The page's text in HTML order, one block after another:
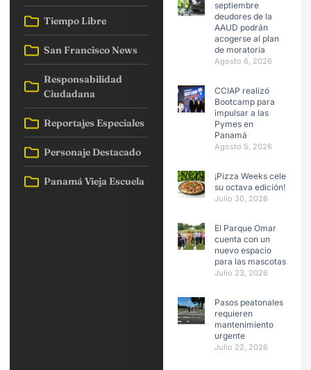
Tiempo Libre
San Francisco News
Responsabilidad
Ciudadana
Reportajes Especiales
Personaje Destacado
Panamá Vieja Escuela
septiembre
deudores de la
AAUD podrán
acogerse al plan
de moratoria
Agosto 6, 2026
CCIAP realizó
Bootcamp para
impulsar a las
Pymes en
Panamá
Agosto 5, 2026
¡Pizza Weeks celebra
su octava edición!
Julio 30, 2026
El Parque Omar
cuenta con un
nuevo espacio
para las mascotas
Julio 23, 2026
Pasos peatonales
requieren
mantenimiento
urgente
Julio 22, 2026